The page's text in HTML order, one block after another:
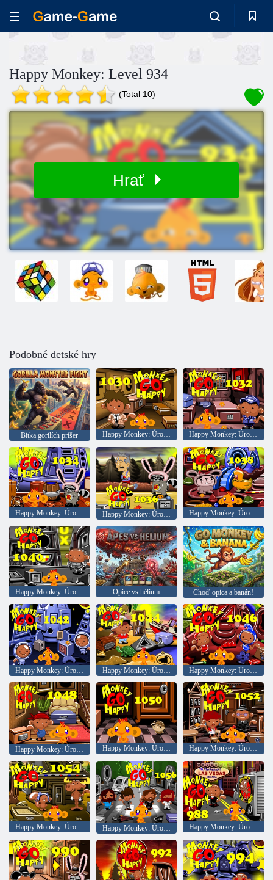
Happy Monkey: Level 934
(Total 10)
Hrať
Podobné detské hry
Bitka gorilích príšer Happy Monkey: Úroveň 1030 Happy Monkey: Úroveň 1032
Happy Monkey: Úroveň 1034 Happy Monkey: Úroveň 1036 Happy Monkey: Úroveň 1038
Happy Monkey: Úroveň 1040 Opice vs hélium Choď opica a banán!
Happy Monkey: Úroveň 1042 Happy Monkey: Úroveň 1044 Happy Monkey: Úroveň 1046
Happy Monkey: Úroveň 1050 Happy Monkey: Úroveň 1050
Happy Monkey: Úroveň 1054 Happy Monkey: Úroveň 1056 Happy Monkey: Úroveň 988